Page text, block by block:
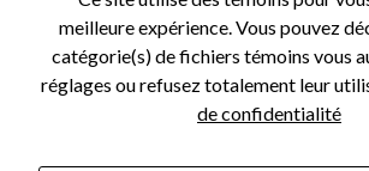
meilleure expérience. Vous pouvez
catégorie(s) de fichiers témoins vous
réglages ou refusez totalement leur
de confidentialité